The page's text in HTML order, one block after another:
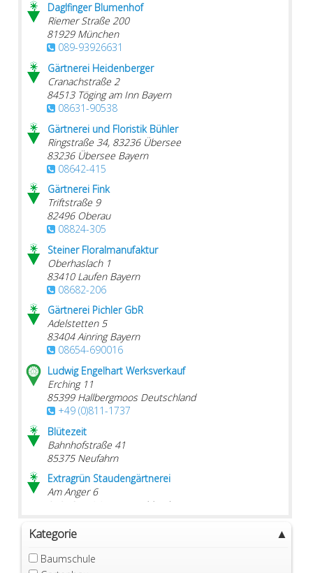
Daglfinger Blumenhof
Riemer Straße 200
81929 München
089-93926631
Gärtnerei Heidenberger
Cranachstraße 2
84513 Töging am Inn Bayern
08631-90538
Gärtnerei und Floristik Bühler
Ringstraße 34, 83236 Übersee
83236 Übersee Bayern
08642-415
Gärtnerei Fink
Triftstraße 9
82496 Oberau
08824-305
Steiner Floralmanufaktur
Oberhaslach 1
83410 Laufen Bayern
08682-206
Gärtnerei Pichler GbR
Adelstetten 5
83404AinringBayern
08654-690016
Ludwig Engelhart Werksverkauf
Erching 11
85399 Hallbergmoos Deutschland
+49 (0)811-1737
Blütezeit
Bahnhofstraße 41
85375 Neufahrn
Extragrün Staudengärtnerei
Am Anger 6
85356
Deutschland
Blumenhandwerk
Bahnhofstraße 4
Freising
Kategorie
Baumschule